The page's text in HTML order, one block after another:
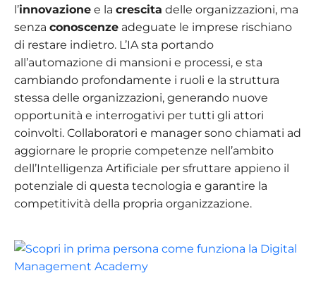
l’innovazione e la crescita delle organizzazioni, ma
senza conoscenze adeguate le imprese rischiano
di restare indietro. L’IA sta portando
all’automazione di mansioni e processi, e sta
cambiando profondamente i ruoli e la struttura
stessa delle organizzazioni, generando nuove
opportunità e interrogativi per tutti gli attori
coinvolti. Collaboratori e manager sono chiamati ad
aggiornare le proprie competenze nell’ambito
dell’Intelligenza Artificiale per sfruttare appieno il
potenziale di questa tecnologia e garantire la
competitività della propria organizzazione.